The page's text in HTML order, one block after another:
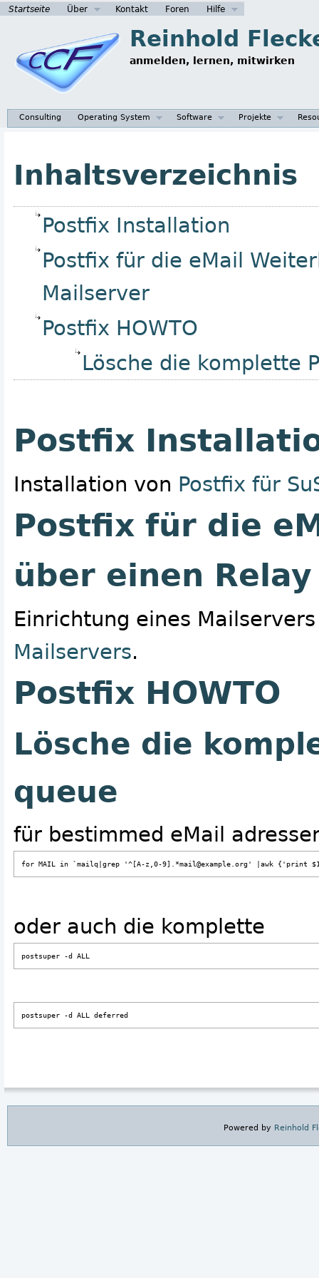
Startseite Über Kontakt Foren Hilfe
Reinhold
anmelden, lernen, mitwirken
Consulting Operating System Software Projekte
Inhaltsverzeichnis
Postfix Installation
Postfix für die eMail
Mailserver
Postfix HOWTO
Lösche die komplette
Postfix
Installation von Postfix für
Postfix für die
über einen
Einrichtung eines
Mailservers.
Postfix HOWTO
Lösche die
queue
für bestimmed eMail
for MAIL in `mailq|grep '^[A-z,0-9].*mail@example.org' |awk {'print
oder auch die komplette
postsuper -d ALL
postsuper -d ALL deferred
Powered by Reinhold